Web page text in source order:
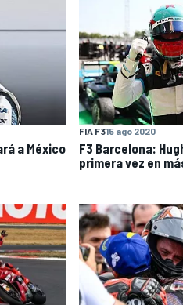
a México
FIA F315 ago 2020
F3 Barcelona:
primera vez en